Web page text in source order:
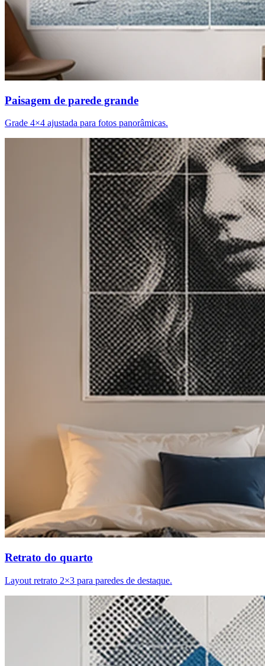
Paisagem de parede grande
Grade 4×4 ajustada para fotos panorâmicas.
Retrato do quarto
Layout retrato 2×3 para paredes de destaque.